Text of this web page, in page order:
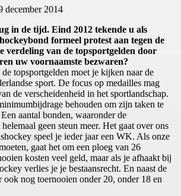
december 2014
in de tijd. Eind 2012 tekende u als
formeel protest aan tegen de
verdeling van de topsportgelden door
uw voornaamste bezwaren?
topsportgelden moet je kijken naar de
sport. De focus op medailles mag
de verscheidenheid in het sportlandschap.
behouden om zijn taken te
aantal bonden, waaronder de
geen steun meer. Het gaat over ons
speel je ieder jaar een WK. Als onze
gaat het om een ploeg van 26
kosten veel geld, maar als je afhaakt bij
verlies je je bestaansrecht. En naast de
ook nog toernooien onder 20, onder 18 en